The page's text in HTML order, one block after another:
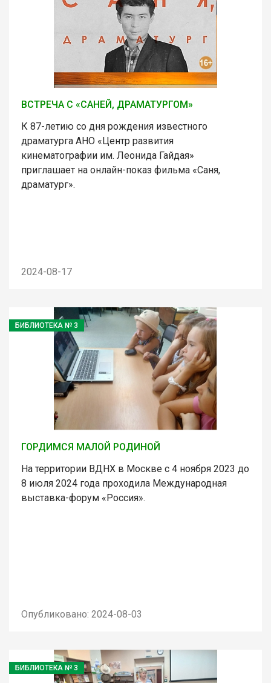
ВСТРЕЧА С «САНЕЙ, ДРАМАТУРГОМ»
К 87-летию со дня рождения известного
драматурга АНО «Центр развития
кинематографии им. Леонида Гайдая»
приглашает на онлайн-показ фильма «Саня,
драматург».
2024-08-17
БИБЛИОТЕКА № 3
ГОРДИМСЯ МАЛОЙ РОДИНОЙ
На территории ВДНХ в Москве с 4 ноября 2023 до
8 июля 2024 года проходила Международная
выставка-форум «Россия».
Опубликовано: 2024-08-03
БИБЛИОТЕКА № 3